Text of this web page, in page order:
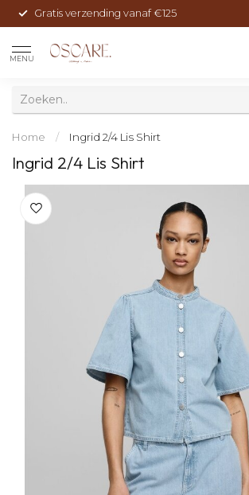
Gratis verzending vanaf €125
MENU
Home / Ingrid 2/4 Lis Shirt
Ingrid 2/4 Lis Shirt